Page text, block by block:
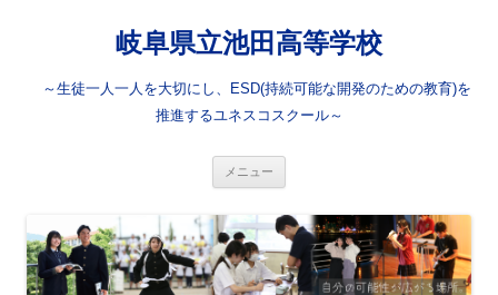
岐阜県立池田高等学校
～生徒一人一人を大切にし、ESD(持続可能な開発のための教育)を
推進するユネスコスクール～
メニュー
ツ
へ
ス
キ
ッ